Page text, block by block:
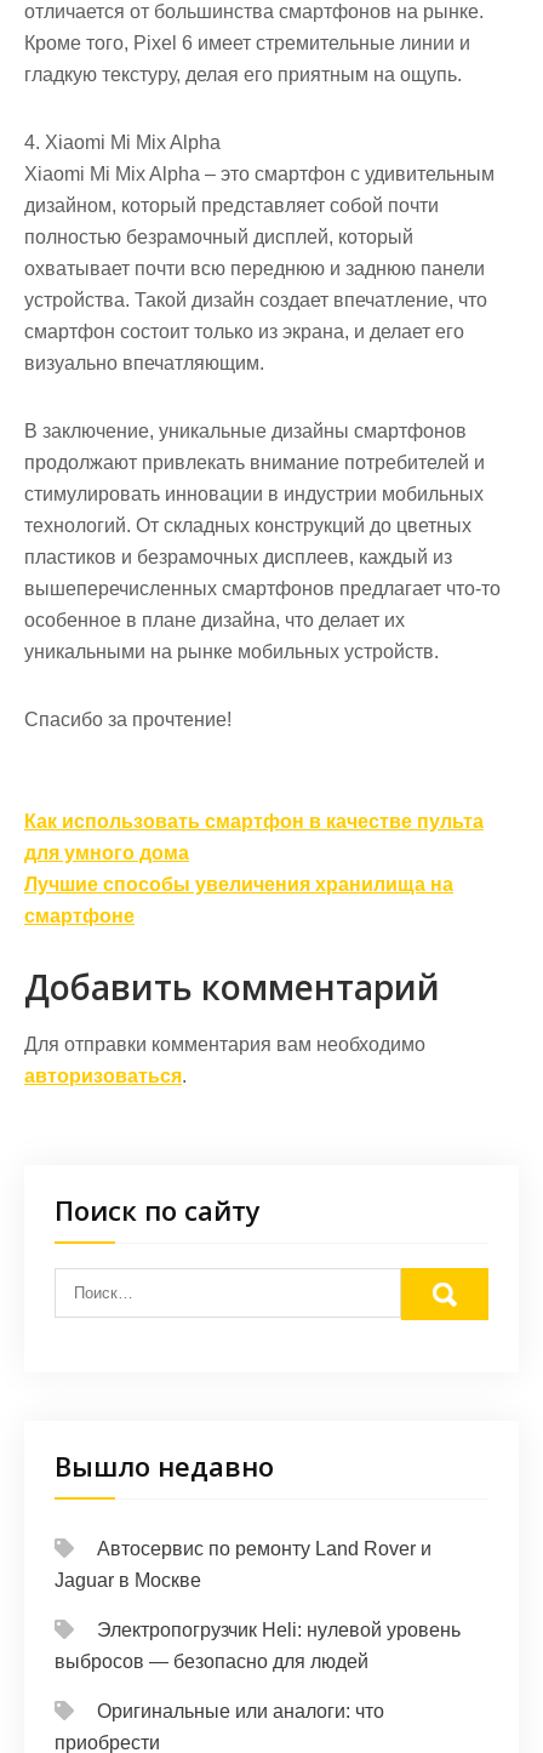
отличается от большинства смартфонов на рынке.
Кроме того, Pixel 6 имеет стремительные линии и
гладкую текстуру, делая его приятным на ощупь.
4. Xiaomi Mi Mix Alpha
Xiaomi Mi Mix Alpha – это смартфон с удивительным
дизайном, который представляет собой почти
полностью безрамочный дисплей, который
охватывает почти всю переднюю и заднюю панели
устройства. Такой дизайн создает впечатление, что
смартфон состоит только из экрана, и делает его
визуально впечатляющим.
В заключение, уникальные дизайны смартфонов
продолжают привлекать внимание потребителей и
стимулировать инновации в индустрии мобильных
технологий. От складных конструкций до цветных
пластиков и безрамочных дисплеев, каждый из
вышеперечисленных смартфонов предлагает что-то
особенное в плане дизайна, что делает их
уникальными на рынке мобильных устройств.
Спасибо за прочтение!
Навигация
по
записям
Как использовать смартфон в качестве пультa
для умного дома
Лучшие способы увеличения хранилища на
смартфоне
Добавить комментарий
Для отправки комментария вам необходимо
авторизоваться.
Поиск по сайту
Вышло недавно
Автосервис по ремонту Land Rover и
Jaguar в Москве
Электропогрузчик Heli: нулевой уровень
выбросов — безопасно для людей
Оригинальные или аналоги: что
приобрести